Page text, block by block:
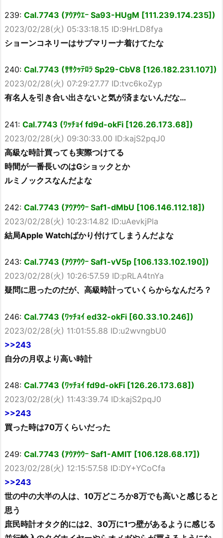
239: Cal.7743 (ｱｳｱｳｴｰ Sa93-HUgM [111.239.174.235])
2023/02/28(火) 05:33:18.15 ID:9HrLD8fya
ショーンコネリーはサブマリーナ着けてたな
240: Cal.7743 (ｻｻｸｯﾃﾛﾗ Sp29-CbV8 [126.182.231.107])
2023/02/28(火) 07:29:27.77 ID:tvc6koZyp
有名人を引き合い出さないと気が済まないんだな…
241: Cal.7743 (ﾜｯﾁｮｲ fd9d-okFi [126.26.173.68])
2023/02/28(火) 09:30:33.00 ID:kajS2pqJ0
高級な時計買っても実際つけてる
時間が一番長いのはGショックとか
ルミノックスなんだよな
242: Cal.7743 (ｱｳｱｳｳｰ Saf1-dMbU [106.146.112.18])
2023/02/28(火) 10:23:14.82 ID:uAevkjPla
結局Apple Watchばかり付けてしまうんだよな
243: Cal.7743 (ｱｳｱｳｳｰ Saf1-vV5p [106.133.102.190])
2023/02/28(火) 10:26:57.59 ID:pRLA4tnYa
疑問に思ったのだが、高級時計っていくらからなんだろ？
246: Cal.7743 (ﾜｯﾁｮｲ ed32-okFi [60.33.10.246])
2023/02/28(火) 11:01:55.88 ID:u2wvngbU0
>>243
自分の月収より高い時計
248: Cal.7743 (ﾜｯﾁｮｲ fd9d-okFi [126.26.173.68])
2023/02/28(火) 11:43:39.74 ID:kajS2pqJ0
>>243
買った時は70万くらいだった
249: Cal.7743 (ｱｳｱｳｳｰ Saf1-AMIT [106.128.68.17])
2023/02/28(火) 12:15:57.58 ID:DY+YCoCfa
>>243
世の中の大半の人は、10万どころか8万でも高いと感じると
思う
庶民時計オタク的には2、30万に1つ壁があるように感じる